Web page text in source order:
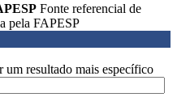
Fonte referencial de
pela FAPESP
um resultado mais específico